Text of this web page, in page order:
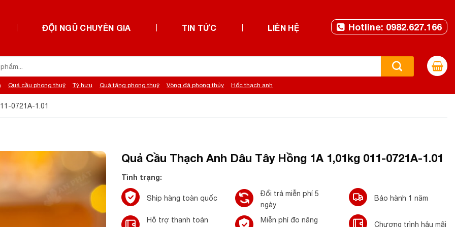
ĐỘI NGŨ CHUYÊN GIA TIN TỨC LIÊN HỆ Hotline: 0982.627.166
Quả cầu phong thuỷ Tỳ hưu Quà tặng phong thuỷ Vòng đá phong thủy Hốc thạch anh
0721A-1.01
Quả Cầu Thạch Anh Dâu Tây Hồng 1A 1,01kg 011-0721A-1.01
Tình trạng:
Ship hàng toàn quốc
Đổi trả miễn phí 5
ngày
Bảo hành 1 năm
Hỗ trợ thanh toán
Miễn phí đo năng
Chương trình hậu mãi